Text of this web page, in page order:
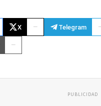
X Telegram
PUBLICIDAD